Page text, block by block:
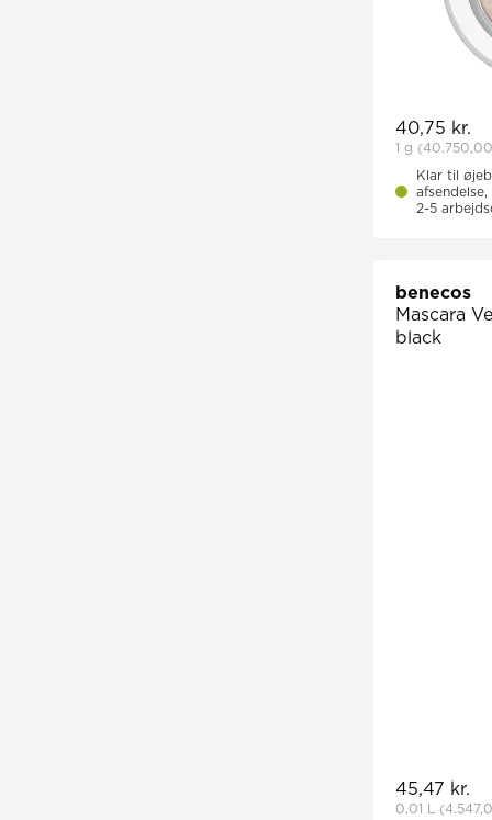
40,75 kr.
1 g
Klar til
2-5
benecos
Mascara
black
45,47 kr.
0.01 L